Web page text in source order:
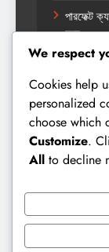
পারফেক্ট
করে
We respect
Cookies help
personalized
choose which
Customize.
All to decline